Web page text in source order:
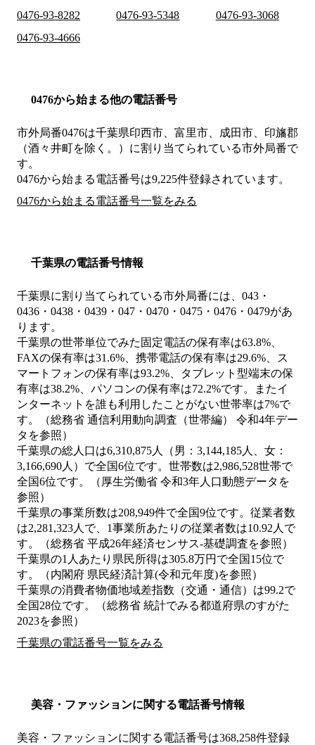
0476-93-8282
0476-93-5348
0476-93-3068
0476-93-4666
0476から始まる他の電話番号
市外局番0476は千葉県印西市、富里市、成田市、印旛郡
（酒々井町を除く。） に割り当てられている市外局番で
す。
0476から始まる電話番号は9,225件登録されています。
0476から始まる電話番号一覧をみる
千葉県の電話番号情報
千葉県に割り当てられている市外局番には、043・
0436・0438・0439・047・0470・0475・0476・0479があ
ります。
千葉県の世帯単位でみた固定電話の保有率は63.8%、
FAXの保有率は31.6%、携帯電話の保有率は29.6%、ス
マートフォンの保有率は93.2%、タブレット型端末の保
有率は38.2%、パソコンの保有率は72.2%です。またイ
ンターネットを誰も利用したことがない世帯率は7%で
す。（総務省 通信利用動向調査（世帯編） 令和4年デー
タを参照）
千葉県の総人口は6,310,875人（男：3,144,185人、女：
3,166,690人）で全国6位です。世帯数は2,986,528世帯で
全国6位です。（厚生労働省 令和3年人口動態データを
参照）
千葉県の事業所数は208,949件で全国9位です。従業者数
は2,281,323人で、1事業所あたりの従業者数は10.92人で
す。（総務省 平成26年経済センサス‐基礎調査を参照）
千葉県の1人あたり県民所得は305.8万円で全国15位で
す。（内閣府 県民経済計算(令和元年度)を参照）
千葉県の消費者物価地域差指数（交通・通信）は99.2で
全国28位です。（総務省 統計でみる都道府県のすがた
2023を参照）
千葉県の電話番号一覧をみる
美容・ファッションに関する電話番号情報
美容・ファッションに関する電話番号は368,258件登録